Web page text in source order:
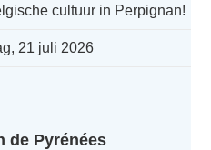
cultuur in Perpignan!
21 juli 2026
de Pyrénées